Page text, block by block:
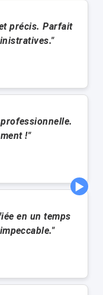
précis. Parfait
professionnelle.
!"
en un temps
▶